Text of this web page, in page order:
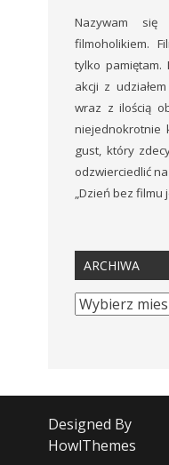
Nazywam
filmoholikiem.
tylko pamiętam.
akcji z
wraz z ilością
niejednokrotnie
gust, który
odzwierciedlić
„Dzień bez filmu
ARCHIWA
Designed By
HowlThemes